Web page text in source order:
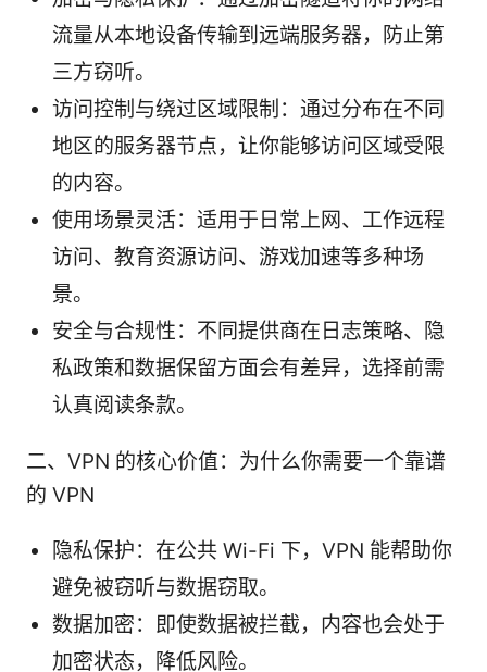
流量从本地设备传输到远端服务器，防止第
三方窃听。
访问控制与绕过区域限制：通过分布在不同
地区的服务器节点，让你能够访问区域受限
的内容。
使用场景灵活：适用于日常上网、工作远程
访问、教育资源访问、游戏加速等多种场
景。
安全与合规性：不同提供商在日志策略、隐
私政策和数据保留方面会有差异，选择前需
认真阅读条款。
二、VPN 的核心价值：为什么你需要一个靠谱
的 VPN
隐私保护：在公共 Wi-Fi 下，VPN 能帮助你
避免被窃听与数据窃取。
数据加密：即使数据被拦截，内容也会处于
加密状态，降低风险。